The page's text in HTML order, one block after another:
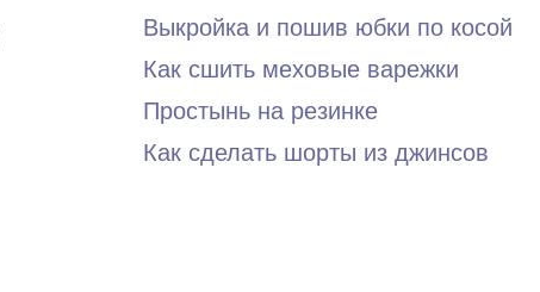
Выкройка и пошив юбки по косой
Как сшить меховые варежки
Простынь на резинке
Как сделать шорты из джинсов